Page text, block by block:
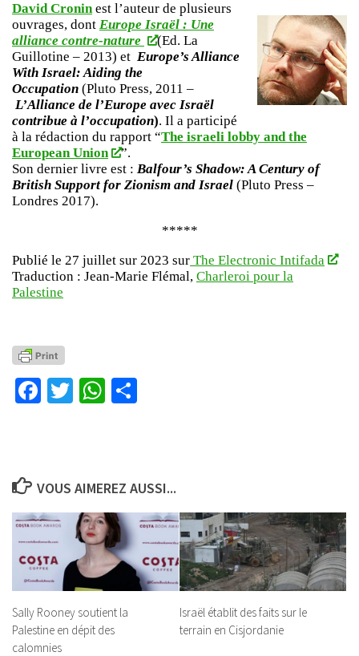
David Croninest l’auteur de plusieurs
ouvrages, dont Europe Israël : Une
alliance contre-nature
(Ed. La
Guillotine – 2013) et Europe’s Alliance
With Israel: Aiding the
Occupation (Pluto Press, 2011 –
L’Alliance de l’Europe avec Israël
contribue à l’occupation). Il a participé
à la rédaction du rapport “The israeli lobby and the
European Union
”.
Son dernier livre est : Balfour’s Shadow: A Century of
British Support for Zionism and Israel (Pluto Press –
Londres 2017).
*****
Publié le 27 juillet sur 2023 sur The Electronic Intifada
Traduction : Jean-Marie Flémal, Charleroi pour la
Palestine
Facebook
TwitterWhatsApp
VOUS AIMEREZ AUSSI...
Sally Rooney soutient la
Palestine en dépit des
calomnies
Israël établit des faits sur le
terrain en Cisjordanie